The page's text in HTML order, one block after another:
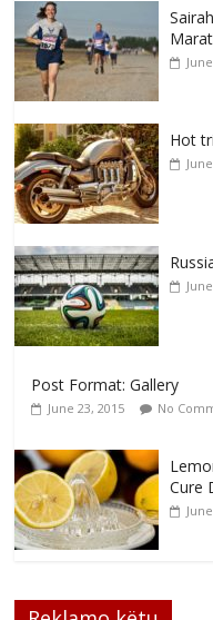
Hot
Post Format: Gallery
June 23, 2015 No
Cure